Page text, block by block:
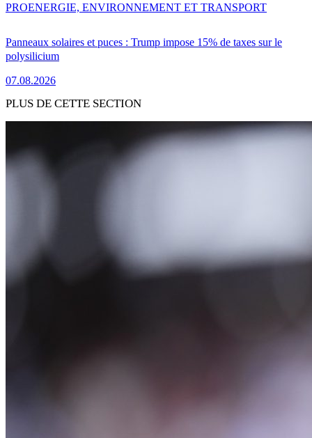
Panneaux solaires et puces : Trump impose 15% de taxes sur le
polysilicium
07.08.2026
PROENERGIE, ENVIRONNEMENT ET TRANSPORT
PLUS DE CETTE SECTION